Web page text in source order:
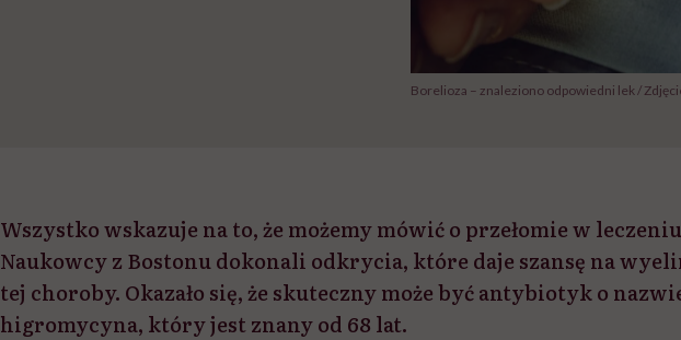
Borelioza – znaleziono odpowiedni lek /
Wszystko wskazuje na to, że możemy mówić o przełomie w
Naukowcy z Bostonu dokonali odkrycia, które daje szansę na
tej choroby. Okazało się, że skuteczny może być antybiotyk o
higromycyna, który jest znany od 68 lat.